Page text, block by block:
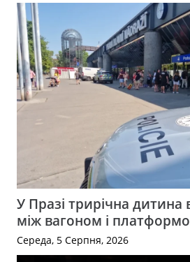
У Празі трирічна дитина
між вагоном і
Середа, 5 Серпня, 2026